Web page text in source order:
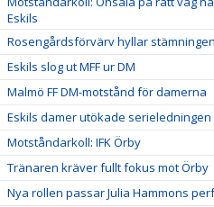
Eskils
Rosengårdsförvärv hyllar
Eskils slog ut MFF ur DM
Malmö FF DM-motstånd för damerna
Eskils damer utökade serieledningen
Motståndarkoll: IFK Örby
Tränaren kräver fullt fokus mot Örby
Nya rollen passar Julia Hammons